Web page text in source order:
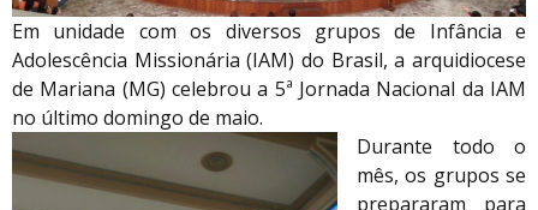
Em unidade com os diversos grupos de Infância e
Adolescência Missionária (IAM) do Brasil, a arquidiocese
de Mariana (MG) celebrou a 5ª Jornada Nacional da IAM
no último domingo de maio.
Durante todo o
mês, os grupos se
prepararam para